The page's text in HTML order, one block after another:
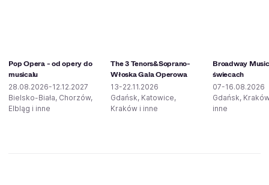
Pop Opera - od opery do
musicalu
28.08.2026-12.12.2027
Bielsko-Biała, Chorzów,
Elbląg i inne
The 3 Tenors&Soprano-
Włoska Gala Operowa
13-22.11.2026
Gdańsk, Katowice,
Kraków i inne
Broadway
świecach
07-16.08.2026
Gdańsk,
inne